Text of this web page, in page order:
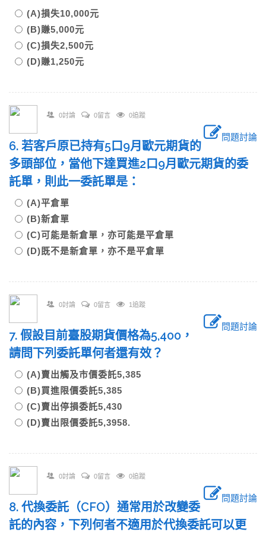
(A)損失10,000元
(B)賺5,000元
(C)損失2,500元
(D)賺1,250元
0討論 0留言 0追蹤
問題討論
6. 若客戶原已持有5口9月歐元期貨的
多頭部位，當他下達買進2口9月歐元期貨的委
託單，則此一委託單是：
(A)平倉單
(B)新倉單
(C)可能是新倉單，亦可能是平倉單
(D)既不是新倉單，亦不是平倉單
0討論 0留言 1追蹤
問題討論
7. 假設目前臺股期貨價格為5,400，
請問下列委託單何者還有效？
(A)賣出觸及市價委託5,385
(B)買進限價委託5,385
(C)賣出停損委託5,430
(D)賣出限價委託5,3958.
0討論 0留言 0追蹤
問題討論
8. 代換委託（CFO）通常用於改變委
託的內容，下列何者不適用於代換委託可以更